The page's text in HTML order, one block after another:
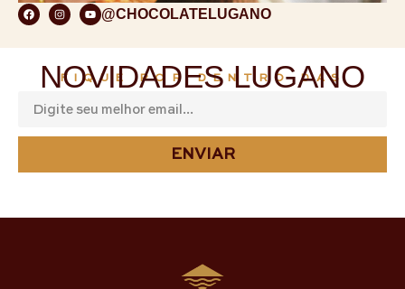
@CHOCOLATELUGANO
FIQUE POR DENTRO DAS
NOVIDADES LUGANO
ENVIAR